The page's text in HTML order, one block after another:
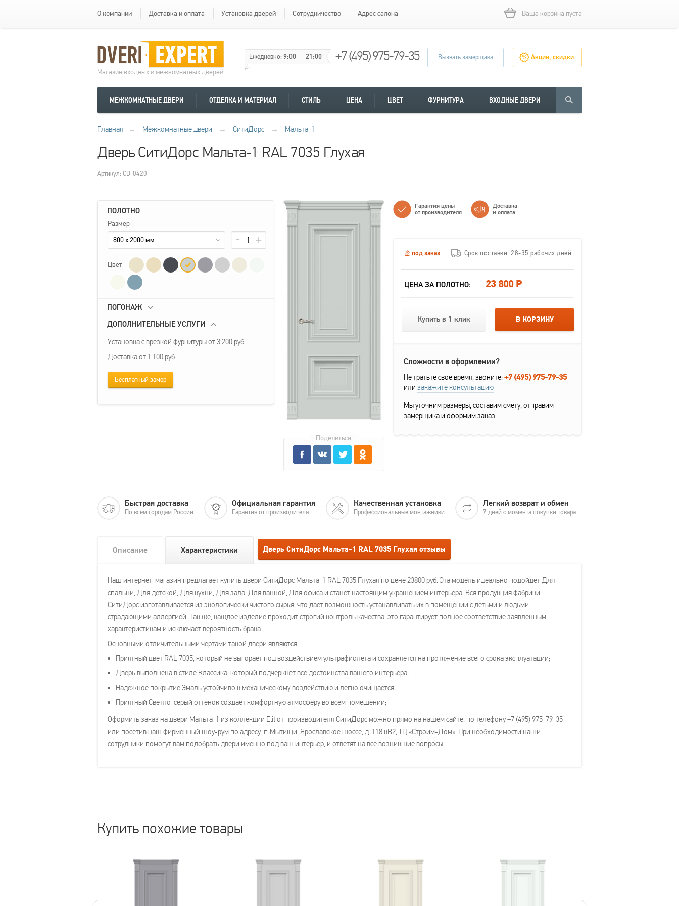
О компании Доставка и оплата Установка дверей Сотрудничество Адрес салона Ваша корзина пуста
Магазин входных и межкомнатных дверей
Ежедневно:9:00—21:00 +7 (495) 975-79-35 Вызвать замерщика Акции, скидки
МЕЖКОМНАТНЫЕ ДВЕРИ ОТДЕЛКА И МАТЕРИАЛ СТИЛЬ ЦЕНА ЦВЕТ ФУРНИТУРА ВХОДНЫЕ ДВЕРИ
Главная → Межкомнатные двери → СитиДорс → Мальта-1
Дверь СитиДорс Мальта-1 RAL 7035 Глухая
Артикул: CD-0420
ПОЛОТНО
Размер
800 x 2000 мм
Цвет
ПОГОНАЖ
ДОПОЛНИТЕЛЬНЫЕ УСЛУГИ
Установка с врезкой фурнитуры от 3 200 руб.
Доставка от 1 100 руб.
Бесплатный замер
Поделиться:
Гарантия цены
от производителя
Доставка
и оплата
под заказ Срок поставки: 28-35 рабочих дней
ЦЕНА ЗА ПОЛОТНО: 23 800 Р
Купить в 1 клик В КОРЗИНУ
Сложности в оформлении?
Не тратьте свое время, звоните:+7 (495) 975-79-35
или закажите консультацию
Мы уточним размеры, составим смету, отправим
замерщика и оформим заказ.
Быстрая доставка
По всем городам России
Официальная гарантия
Гарантия от производителя
Качественная установка
Профессиональные монтажники
Легкий возврат и обмен
7 дней с момента покупки товара
Описание Характеристики Дверь СитиДорс Мальта-1 RAL 7035 Глухая отзывы
Наш интернет-магазин предлагает купить двери СитиДорс Мальта-1 RAL 7035 Глухая по цене 23800 руб. Эта модель идеально подойдет Для
спальни, Для детской, Для кухни, Для зала, Для ванной, Для офиса и станет настоящим украшением интерьера. Вся продукция фабрики
СитиДорс изготавливается из экологически чистого сырья, что дает возможность устанавливать их в помещении с детьми и людьми
страдающими аллергией. Так же, каждое изделие проходит строгий контроль качества, это гарантирует полное соответствие заявленным
характеристикам и исключает вероятность брака.
Основными отличительными чертами такой двери являются:
Приятный цвет RAL 7035, который не выгорает под воздействием ультрафиолета и сохраняется на протяжение всего срока эксплуатации;
Дверь выполнена в стиле Классика, который подчеркнет все достоинства вашего интерьера;
Надежное покрытие Эмаль устойчиво к механическому воздействию и легко очищается;
Приятный Светло-серый оттенок создает комфортную атмосферу во всем помещении;
Оформить заказ на двери Мальта-1 из коллекции Elit от производителя СитиДорс можно прямо на нашем сайте, по телефону +7 (495) 975-79-35
или посетив наш фирменный шоу-рум по адресу: г. Мытищи, Ярославское шоссе, д. 118 кВ2, ТЦ «Строим-Дом». При необходимости наши
сотрудники помогут вам подобрать двери именно под ваш интерьер, и ответят на все возникшие вопросы.
Купить похожие товары